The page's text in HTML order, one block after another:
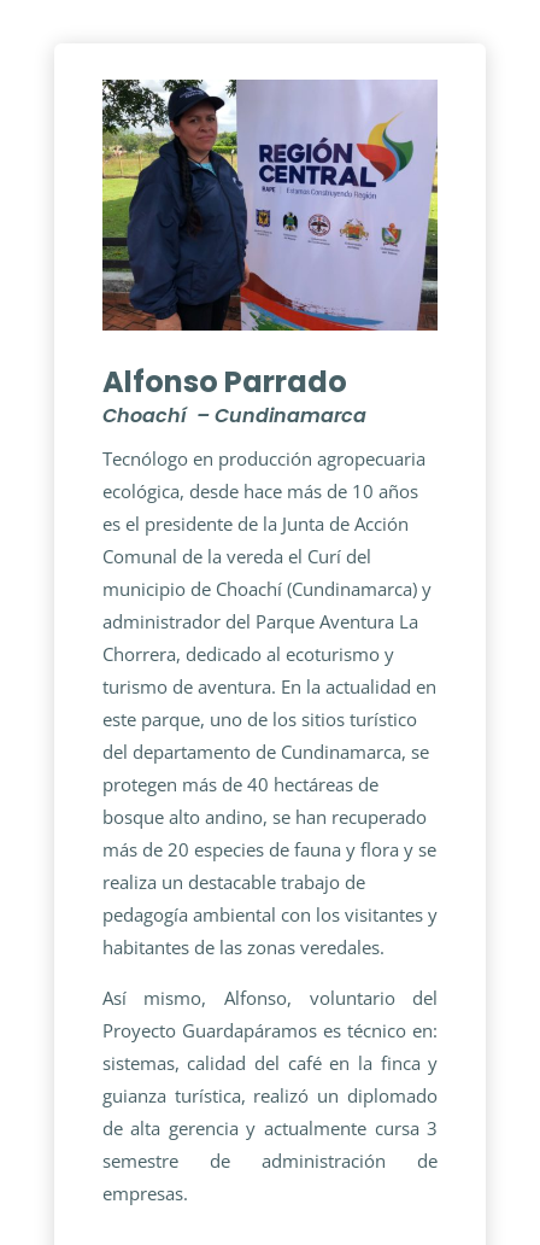
Alfonso Parrado
Choachí – Cundinamarca
Tecnólogo en producción agropecuaria
ecológica, desde hace más de 10 años
es el presidente de la Junta de Acción
Comunal de la vereda el Curí del
municipio de Choachí (Cundinamarca) y
administrador del Parque Aventura La
Chorrera, dedicado al ecoturismo y
turismo de aventura. En la actualidad en
este parque, uno de los sitios turístico
del departamento de Cundinamarca, se
protegen más de 40 hectáreas de
bosque alto andino, se han recuperado
más de 20 especies de fauna y flora y se
realiza un destacable trabajo de
pedagogía ambiental con los visitantes y
habitantes de las zonas veredales.
Así mismo, Alfonso, voluntario del
Proyecto Guardapáramos es técnico en:
sistemas, calidad del café en la finca y
guianza turística, realizó un diplomado
de alta gerencia y actualmente cursa 3
semestre de administración de
empresas.